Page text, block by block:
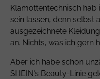
Klamottentechnisch
sein lassen, denn selbst
ausgezeichnete
an. Nichts, was ich gern
Aber ich habe schon
SHEIN's Beauty-Linie